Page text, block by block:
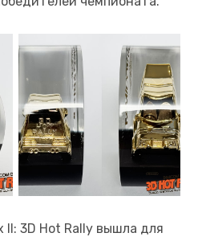
II: 3D Hot Rally вышла для